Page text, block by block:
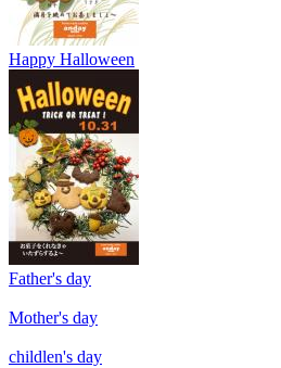
Happy Halloween
Father's day
Mother's day
childlen's day